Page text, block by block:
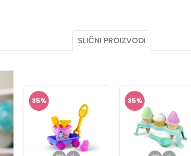
SLIČNI PROIZVODI
35% 35%